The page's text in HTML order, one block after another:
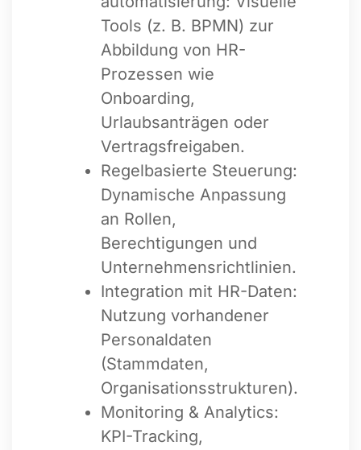
Tools (z. B. BPMN) zur
Abbildung von HR-
Prozessen wie
Onboarding,
Urlaubsanträgen oder
Vertragsfreigaben.
Regelbasierte Steuerung:
Dynamische Anpassung
an Rollen,
Berechtigungen und
Unternehmensrichtlinien.
Integration mit HR-Daten:
Nutzung vorhandener
Personaldaten
(Stammdaten,
Organisationsstrukturen).
Monitoring & Analytics:
KPI-Tracking,